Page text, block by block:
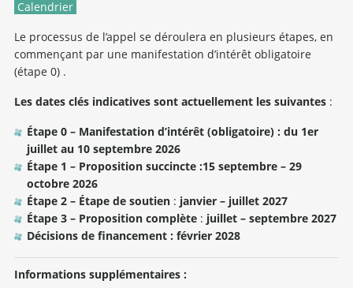
Calendrier
Le processus de l’appel se déroulera en plusieurs étapes, en
commençant par une manifestation d’intérêt obligatoire
(étape 0) .
Les dates clés indicatives sont actuellement les suivantes:
Étape 0 – Manifestation d’intérêt (obligatoire) : du 1er
juillet au 10 septembre 2026
Étape 1 – Proposition succincte :15 septembre – 29
octobre 2026
Étape 2 – Étape de soutien: janvier – juillet 2027
Étape 3 – Proposition complète : juillet – septembre 2027
Décisions de financement : février 2028
Informations supplémentaires :